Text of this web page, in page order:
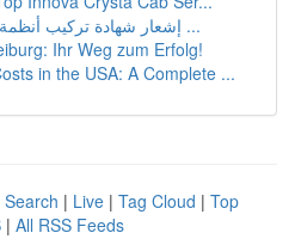
إشعار شهادة تركيب أنظمة الوقاية والحماية من ...
Ihr Weg zum Erfolg!
in the USA: A Complete ...
| Live | Tag Cloud | Top
| All RSS Feeds